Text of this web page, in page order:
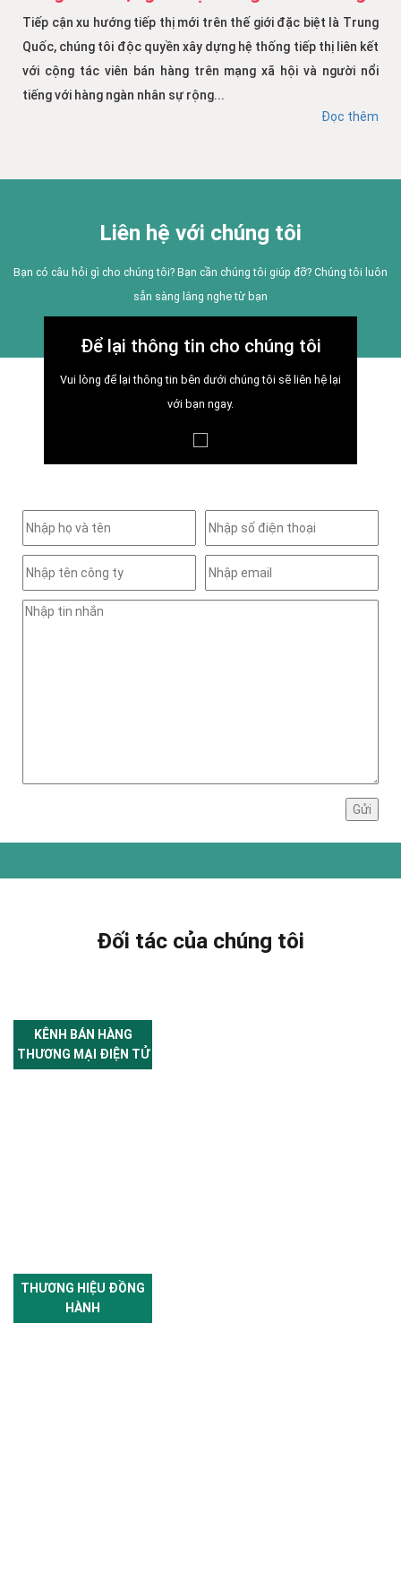
Tiếp cận xu hướng tiếp thị mới trên thế giới đặc biệt là Trung
Quốc, chúng tôi độc quyền xây dựng hệ thống tiếp thị liên kết
với cộng tác viên bán hàng trên mạng xã hội và người nổi
tiếng với hàng ngàn nhân sự rộng...
Đọc thêm
Liên hệ với chúng tôi
Bạn có câu hỏi gì cho chúng tôi? Bạn cần chúng tôi giúp đỡ? Chúng tôi luôn
sẵn sàng lắng nghe từ bạn
Để lại thông tin cho chúng tôi
Vui lòng để lại thông tin bên dưới chúng tôi sẽ liên hệ lại
với bạn ngay.
Đối tác của chúng tôi
KÊNH BÁN HÀNG
THƯƠNG MẠI ĐIỆN TỬ
THƯƠNG HIỆU ĐỒNG
HÀNH